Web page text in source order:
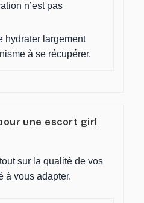
n’est pas
hydrater largement
à se récupérer.
une escort girl
sur la qualité de vos
à vous adapter.